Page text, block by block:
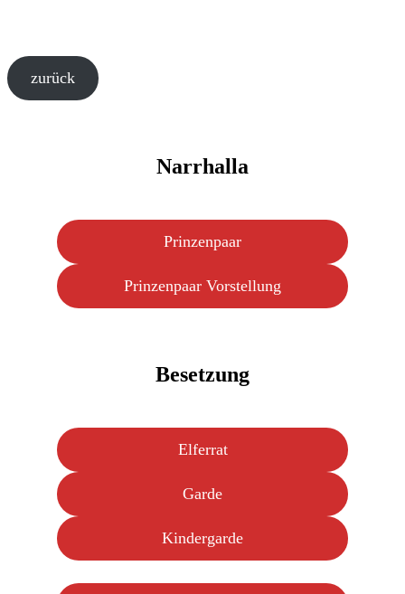
zurück
Narrhalla
Prinzenpaar
Prinzenpaar Vorstellung
Besetzung
Elferrat
Garde
Kindergarde